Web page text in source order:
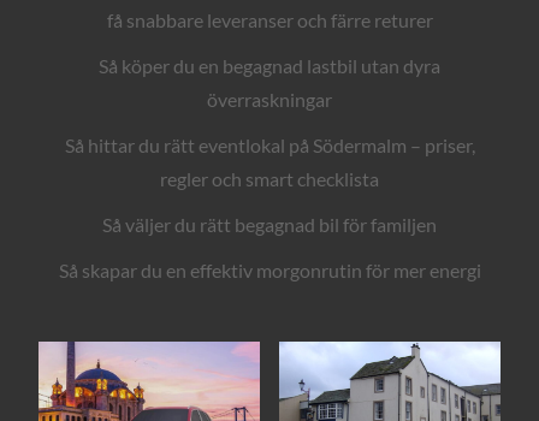
få snabbare leveranser och färre returer
Så köper du en begagnad lastbil utan dyra
överraskningar
Så hittar du rätt eventlokal på Södermalm – priser,
regler och smart checklista
Så väljer du rätt begagnad bil för familjen
Så skapar du en effektiv morgonrutin för mer energi